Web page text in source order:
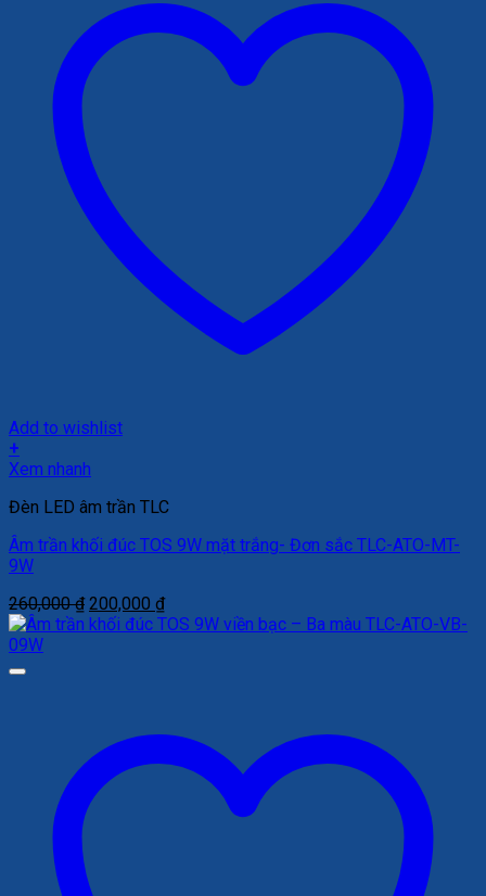
Add to wishlist
+
Xem nhanh
Đèn LED âm trần TLC
Âm trần khối đúc TOS 9W mặt trắng- Đơn sắc TLC-ATO-MT-
9W
260,000₫ Giá
gốc
200,000 ₫Giá
hiện